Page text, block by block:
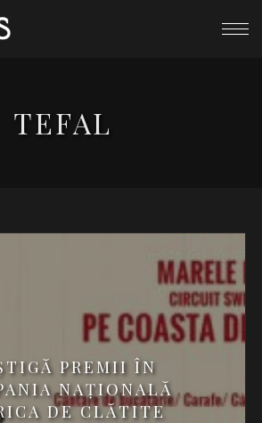
TEFAL
PREMII ÎN
NAȚIONALĂ
DE CLĂTITE